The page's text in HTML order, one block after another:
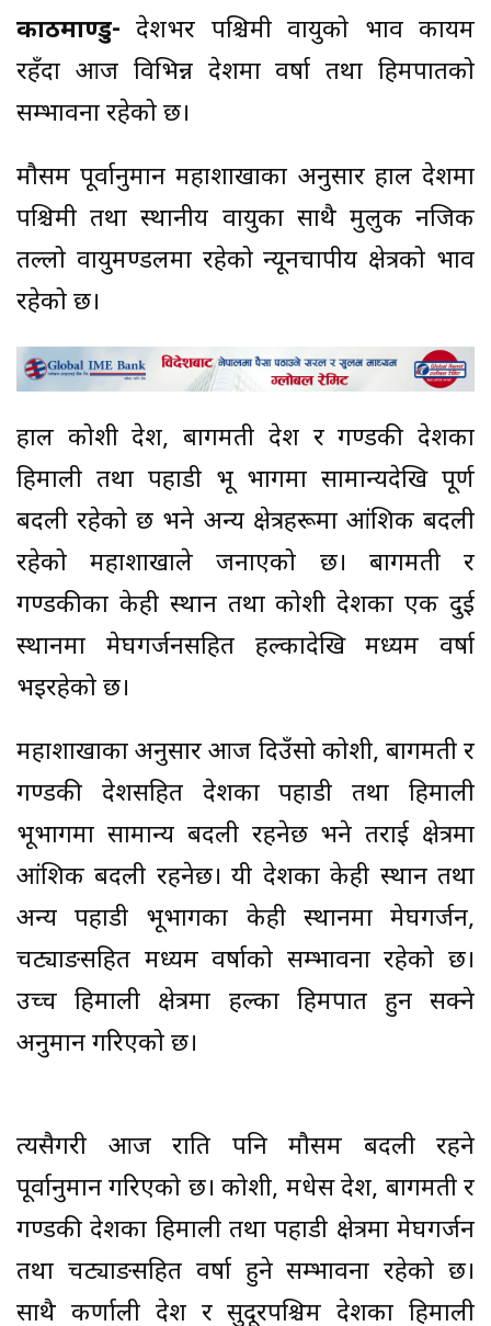
काठमाण्डु-देशभर पश्चिमी वायुको प्रभाव कायम
रहँदा आज विभिन्न प्रदेशमा वर्षा तथा हिमपातको
सम्भावना रहेको छ।
मौसम पूर्वानुमान महाशाखाका अनुसार हाल देशमा
पश्चिमी तथा स्थानीय वायुका साथै मुलुक नजिक
तल्लो वायुमण्डलमा रहेको न्यूनचापीय क्षेत्रको प्रभाव
रहेको छ।
हाल कोशी प्रदेश, बागमती प्रदेश र गण्डकी प्रदेशका
हिमाली तथा पहाडी भू भागमा सामान्यदेखि पूर्ण
बदली रहेको छ भने अन्य क्षेत्रहरूमा आंशिक बदली
रहेको महाशाखाले जनाएको छ। बागमती र
गण्डकीका केही स्थान तथा कोशी प्रदेशका एक दुई
स्थानमा मेघगर्जनसहित हल्कादेखि मध्यम वर्षा
भइरहेको छ।
महाशाखाका अनुसार आज दिउँसो कोशी, बागमती र
गण्डकी प्रदेशसहित देशका पहाडी तथा हिमाली
भूभागमा सामान्य बदली रहनेछ भने तराई क्षेत्रमा
आंशिक बदली रहनेछ। यी प्रदेशका केही स्थान तथा
अन्य पहाडी भूभागका केही स्थानमा मेघगर्जन,
चट्याङसहित मध्यम वर्षाको सम्भावना रहेको छ।
उच्च हिमाली क्षेत्रमा हल्का हिमपात हुन सक्ने
अनुमान गरिएको छ।
त्यसैगरी आज राति पनि मौसम बदली रहने
पूर्वानुमान गरिएको छ। कोशी, मधेस प्रदेश, बागमती र
गण्डकी प्रदेशका हिमाली तथा पहाडी क्षेत्रमा मेघगर्जन
तथा चट्याङसहित वर्षा हुने सम्भावना रहेको छ।
साथै कर्णाली प्रदेश र सुदूरपश्चिम प्रदेशका हिमाली